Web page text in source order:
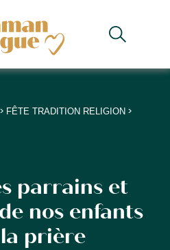
> FÊTE TRADITION RELIGION >
parrains et
nos enfants
prière